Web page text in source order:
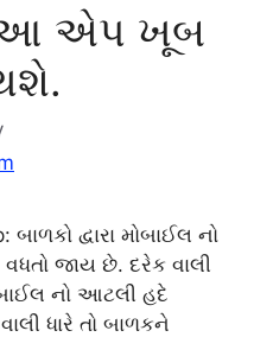
આ એપ ખૂબ
દ્વારા મોબાઈલ નો
જાય છે. દરેક વાલી
નો આટલી હદે
ધારે તો બાળકને